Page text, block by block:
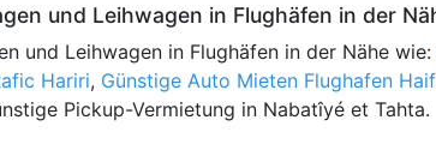
und Leihwagen in Flughäfen in der
und Leihwagen in Flughäfen in der Nähe wie:
Hariri, Günstige Auto Mieten Flughafen
Pickup-Vermietung in Nabatîyé et Tahta.